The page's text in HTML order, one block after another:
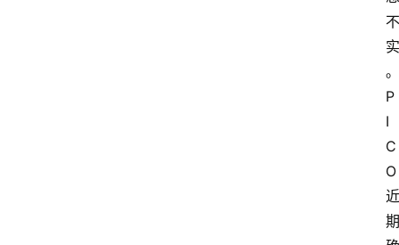
不
实
。
P
I
C
O
近
期